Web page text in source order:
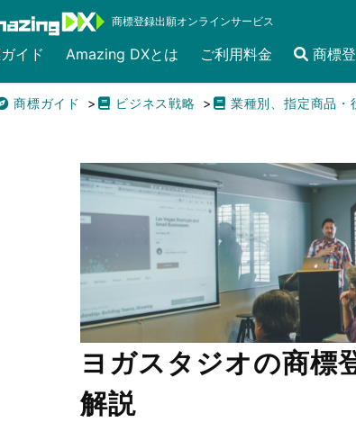
商標登録出願オンラインサービス
イド Amazing DXとは ご利用料金 商標
商標ガイド ビジネス戦略 業種別、指定商品・
ヨガスタジオの商標
解説